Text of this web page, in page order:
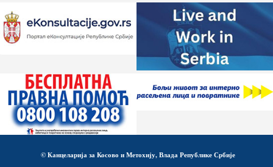
© Канцеларија за Косово и Метохију, Влада Републике Србије